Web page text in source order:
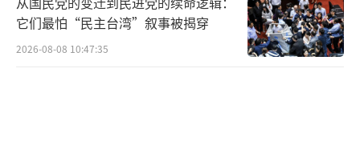
它们最怕“民主台湾”叙事被揭穿
2026-08-08 10:47:35